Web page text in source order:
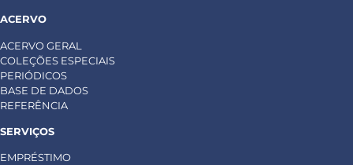
ACERVO
ACERVO GERAL
COLEÇÕES ESPECIAIS
PERIÓDICOS
BASE DE DADOS
REFERÊNCIA
SERVIÇOS
EMPRÉSTIMO